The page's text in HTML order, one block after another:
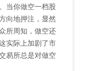
当你做空一档股
向地押注，显然
所周知，做空还
实际上加剧了市
易所总是对做空